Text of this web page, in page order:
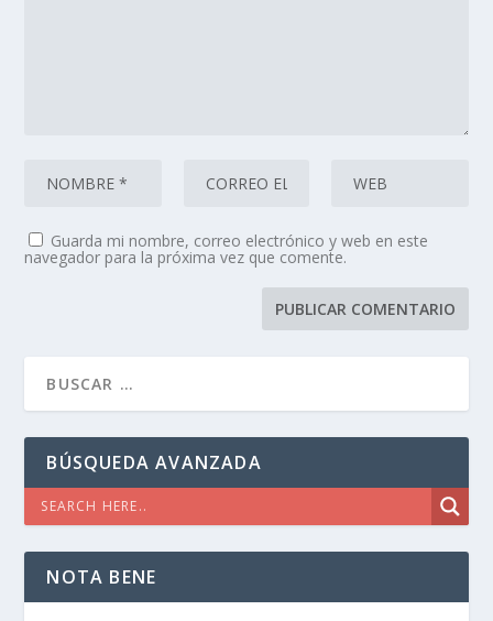
Guarda mi nombre, correo electrónico y web en este
navegador para la próxima vez que comente.
BÚSQUEDA AVANZADA
NOTA BENE